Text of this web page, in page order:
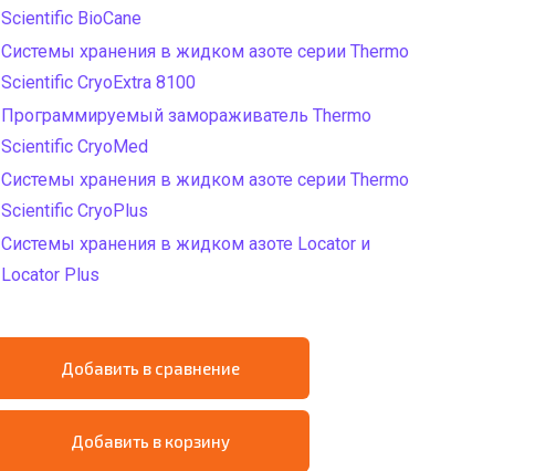
Scientific BioCane
Системы хранения в жидком азоте серии Thermo
Scientific CryoExtra 8100
Программируемый замораживатель Thermo
Scientific CryoMed
Системы хранения в жидком азоте серии Thermo
Scientific CryoPlus
Системы хранения в жидком азоте Locator и
Locator Plus
Добавить в сравнение
Добавить в корзину